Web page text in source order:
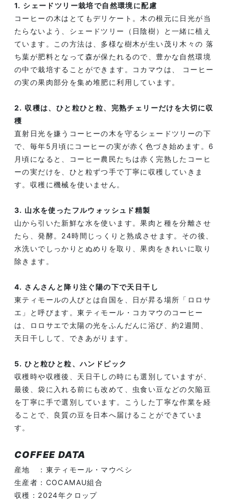
1. シェードツリー栽培で自然環境に配慮
コーヒーの木はとてもデリケート。木の根元に日光が当
たらないよう、シェードツリー（日陰樹）と一緒に植え
ています。この方法は、多様な樹木が生い茂り木々の 落
ち葉が肥料となって森が保たれるので、豊かな自然環境
の中で栽培することができます。コカマウは、 コーヒー
の実の果肉部分を集め堆肥に利用しています。
2. 収穫は、ひと粒ひと粒、完熟チェリーだけを大切に収
穫
直射日光を嫌うコーヒーの木を守るシェードツリーの下
で、毎年5月頃にコーヒーの実が赤く色づき始めます。6
月頃になると、コーヒー農民たちは赤く完熟したコーヒ
ーの実だけを、ひと粒ずつ手で丁寧に収穫していきま
す。収穫に機械を使いません。
3. 山水を使ったフルウォッシュド精製
山から引いた新鮮な水を使います。果肉と種を分離させ
たら、発酵。24時間じっくりと熟成させます。その後、
水洗いでしっかりとぬめりを取り、果肉をきれいに取り
除きます。
4. さんさんと降り注ぐ陽の下で天日干し
東ティモールの人びとは自国を、日が昇る場所「ロロサ
エ」と呼びます。東ティモール・コカマウのコーヒー
は、ロロサエで太陽の光をふんだんに浴び、約2週間、
天日干しして、できあがります。
5. ひと粒ひと粒、ハンドピック
収穫時や収穫後、天日干しの時にも選別していますが、
最後、袋に入れる前にも改めて、虫食い豆などの欠陥豆
を丁寧に手で選別しています。こうした丁寧な作業を経
ることで、良質の豆を日本へ届けることができていま
す。
COFFEE DATA
産地 ：東ティモール・マウベシ
生産者：COCAMAU組合
収穫：2024年クロップ